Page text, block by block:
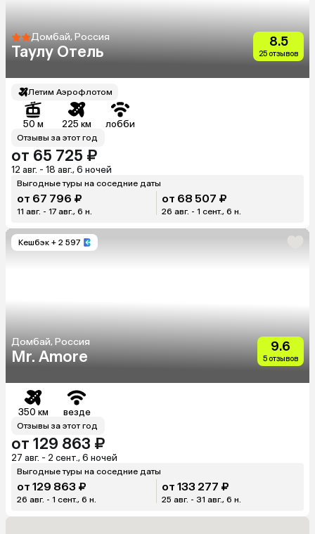
Домбай, Россия
Таулу Отель
8.5
25 отзывов
Летим Аэрофлотом
50 м 225 км лобби
Отзывы за этот год
от 65 725 ₽
12 авг. - 18 авг., 6 ночей
Выгодные туры на соседние даты
от 67 796 ₽
11 авг. - 17 авг., 6 н.
от 68 507 ₽
26 авг. - 1 сент., 6 н.
Кешбэк + 2 597
Домбай, Россия
Mr. Amore
9.6
5 отзывов
350 км везде
Отзывы за этот год
от 129 863 ₽
27 авг. - 2 сент., 6 ночей
Выгодные туры на соседние даты
от 129 863 ₽
26 авг. - 1 сент., 6 н.
от 133 277 ₽
25 авг. - 31 авг., 6 н.